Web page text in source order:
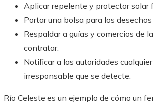
Aplicar repelente y protector solar
Portar una bolsa para los
Respaldar a guías y comercios de
contratar.
Notificar a las autoridades
irresponsable que se detecte.
Río Celeste es un ejemplo de cómo un